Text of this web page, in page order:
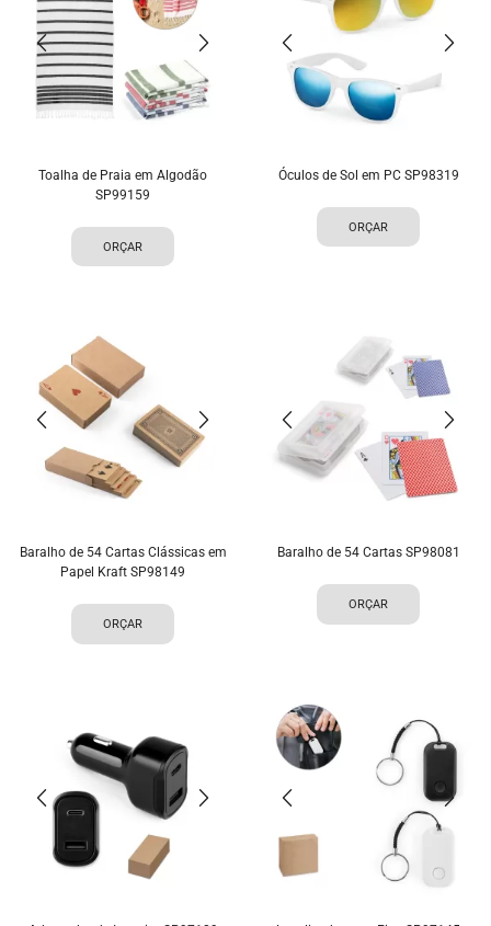
Toalha de Praia em Algodão
SP99159
ORÇAR
Óculos de Sol em PC SP98319
ORÇAR
Baralho de 54 Cartas Clássicas em
Papel Kraft SP98149
ORÇAR
Baralho de 54 Cartas SP98081
ORÇAR